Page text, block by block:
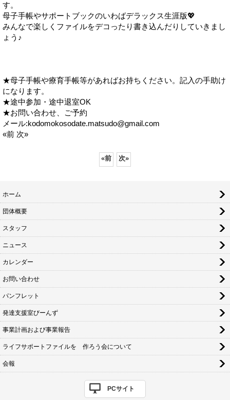
す。
母子手帳やサポートブックのいわばデラックス生涯版💖
みんなで楽しくファイルをデコったり書き込んだりしていきまし
ょう♪
★母子手帳や療育手帳等があればお持ちください。記入の手助け
になります。
★途中参加・途中退室OK
★お問い合わせ、ご予約
メール:kodomokosodate.matsudo@gmail.com
«前 次»
«前 次»
ホーム
団体概要
スタッフ
ニュース
カレンダー
お問い合わせ
パンフレット
発達支援室びーんず
事業計画および事業報告
ライフサポートファイルを 作ろう会について
会報
PCサイト